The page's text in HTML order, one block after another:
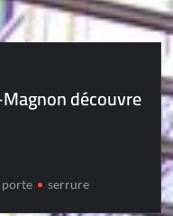
découvre
porte serrure